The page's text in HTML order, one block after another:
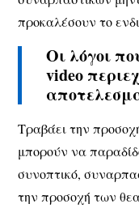
προκαλέσουν το
Οι λόγοι
video
Τραβάει την
μπορούν να
συνοπτικό,
την προσοχή των